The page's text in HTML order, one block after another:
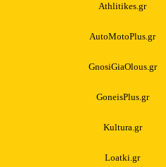
Athlitikes.gr
AutoMotoPlus.gr
GnosiGiaOlous.gr
GoneisPlus.gr
Kultura.gr
Loatki.gr